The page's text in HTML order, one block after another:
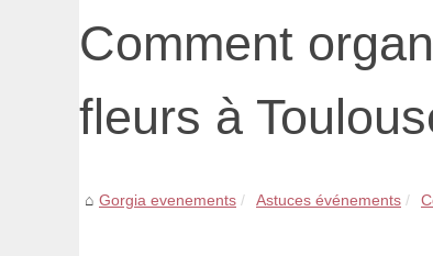
Comment
fleurs à
Gorgia evenements Astuces événements